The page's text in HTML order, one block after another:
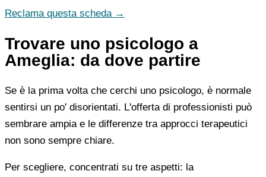
Reclama questa scheda →
Trovare uno psicologo a
Ameglia: da dove partire
Se è la prima volta che cerchi uno psicologo, è normale
sentirsi un po' disorientati. L'offerta di professionisti può
sembrare ampia e le differenze tra approcci terapeutici
non sono sempre chiare.
Per scegliere, concentrati su tre aspetti: la